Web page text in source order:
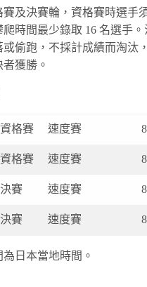
賽及決賽輪，資格賽時選手
爬時間最少錄取 16 名選手
或偷跑，不採計成績而淘汰
獲勝。
格賽 速度賽
格賽 速度賽
賽 速度賽
賽 速度賽
日本當地時間。